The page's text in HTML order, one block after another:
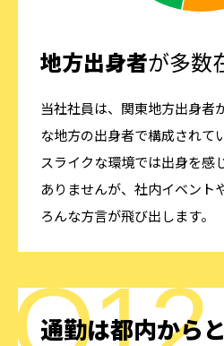
地方出身者が多数
当社社員は、関東地方出身者
な地方の出身者で構成されて
スライクな環境では出身を感
ありませんが、社内イベント
ろんな方言が飛び出します。
通勤は都内から